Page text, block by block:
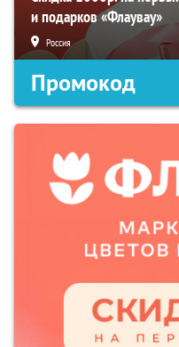
и подарков «Флаувау»
Россия
Промокод